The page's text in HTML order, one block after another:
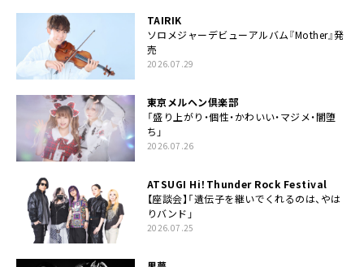
TAIRIK
ソロメジャーデビューアルバム『Mother』発
売
2026.07.29
東京メルヘン倶楽部
「盛り上がり・個性・かわいい・マジメ・闇堕
ち」
2026.07.26
ATSUGI Hi！Thunder Rock Festival
【座談会】「遺伝子を継いでくれるのは、やは
りバンド」
2026.07.25